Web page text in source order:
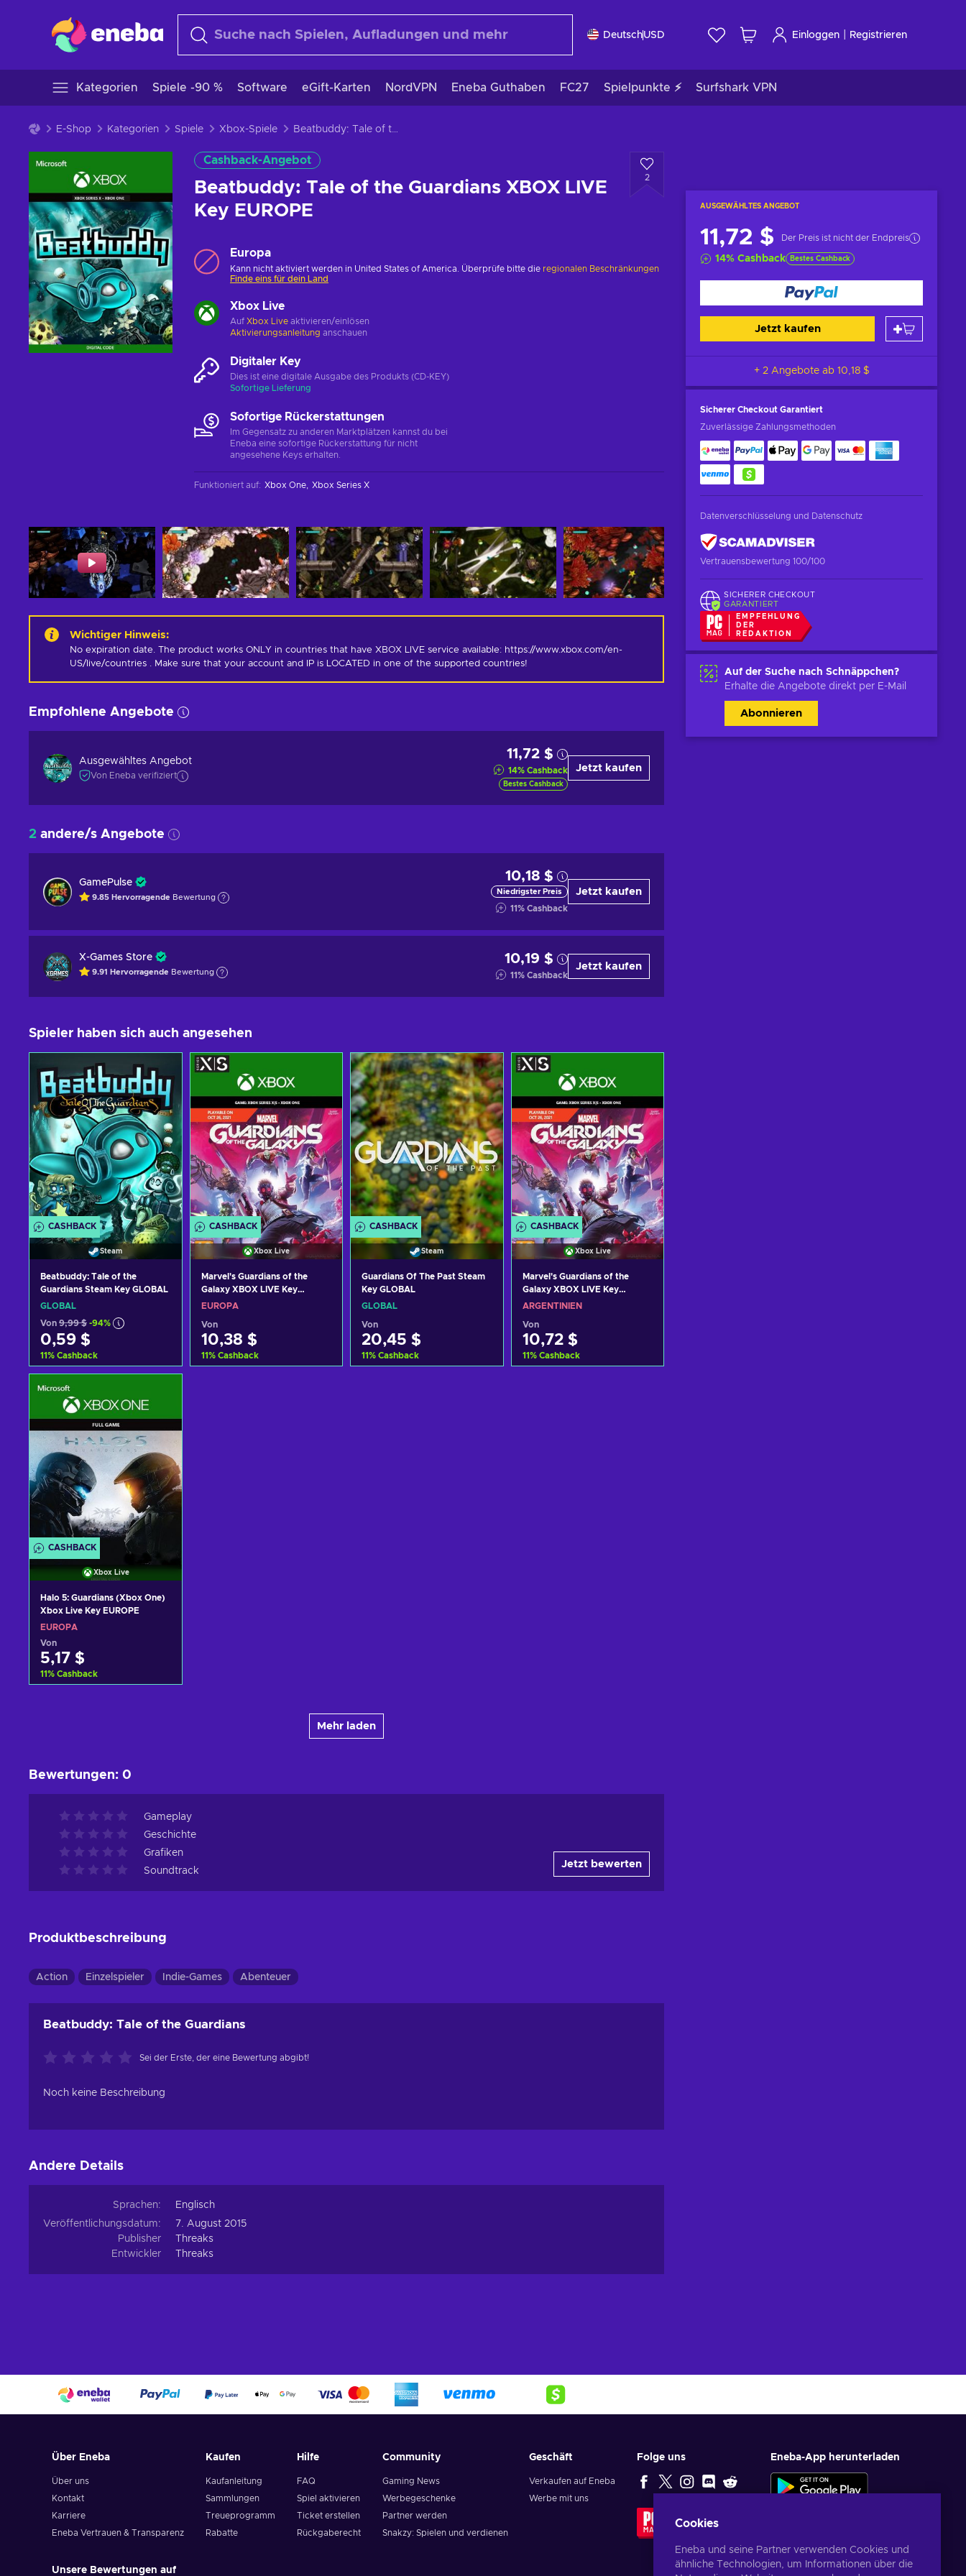
DeutschUSD Einloggen Registrieren
Kategorien Spiele -90 % Software eGift-Karten NordVPN Eneba Guthaben FC27 Spielpunkte ⚡ Surfshark VPN
E-Shop Kategorien Spiele Xbox-Spiele Beatbuddy: Tale of the Guardians XBOX LIVE Key EUROPE
Cashback-Angebot
Beatbuddy: Tale of the Guardians XBOX LIVE
Key EUROPE
2
AUSGEWÄHLTES ANGEBOT
11,72 $ Der Preis ist nicht der Endpreis
14% Cashback Bestes Cashback
Jetzt kaufen
+ 2 Angebote ab 10,18 $
Sicherer Checkout Garantiert
Zuverlässige Zahlungsmethoden
Datenverschlüsselung und Datenschutz
Vertrauensbewertung 100/100
SICHERER CHECKOUT
GARANTIERT
EMPFEHLUNG
DER
REDAKTION
Auf der Suche nach Schnäppchen?
Erhalte die Angebote direkt per E-Mail
Abonnieren
Europa
Kann nicht aktiviert werden in United States of America. Überprüfe bitte die regionalen Beschränkungen
Finde eins für dein Land
Xbox Live
Auf Xbox Live aktivieren/einlösen
Aktivierungsanleitung anschauen
Digitaler Key
Dies ist eine digitale Ausgabe des Produkts (CD-KEY)
Sofortige Lieferung
Sofortige Rückerstattungen
Im Gegensatz zu anderen Marktplätzen kannst du bei
Eneba eine sofortige Rückerstattung für nicht
angesehene Keys erhalten.
Funktioniert auf: Xbox One Xbox Series X
Wichtiger Hinweis:
No expiration date. The product works ONLY in countries that have XBOX LIVE service available: https://www.xbox.com/en-
US/live/countries . Make sure that your account and IP is LOCATED in one of the supported countries!
Empfohlene Angebote
Ausgewähltes Angebot
Von Eneba verifiziert
11,72 $
14% Cashback
Bestes Cashback
Jetzt kaufen
2 andere/s Angebote
GamePulse
9.85 Hervorragende Bewertung
10,18 $
Niedrigster Preis
11% Cashback
Jetzt kaufen
X-Games Store
9.91 Hervorragende Bewertung
10,19 $
11% Cashback
Jetzt kaufen
Spieler haben sich auch angesehen
CASHBACK
Steam
Beatbuddy: Tale of the
Guardians Steam Key GLOBAL
GLOBAL
Von 9,99 $ -94%
0,59 $
11% Cashback
Angebote ansehen
CASHBACK
Xbox Live
Marvel's Guardians of the
Galaxy XBOX LIVE Key
EUROPE
EUROPA
Von
10,38 $
11% Cashback
CASHBACK
Steam
Guardians Of The Past Steam
Key GLOBAL
GLOBAL
Von
20,45 $
11% Cashback
CASHBACK
Xbox Live
Marvel's Guardians of the
Galaxy XBOX LIVE Key
ARGENTINA
ARGENTINIEN
Von
10,72 $
11% Cashback
CASHBACK
Xbox Live
Halo 5: Guardians (Xbox One)
Xbox Live Key EUROPE
EUROPA
Von
5,17 $
11% Cashback
Mehr laden
Bewertungen: 0
Gameplay
Geschichte
Grafiken
Soundtrack
Jetzt bewerten
Produktbeschreibung
Action Einzelspieler Indie-Games Abenteuer
Beatbuddy: Tale of the Guardians
Sei der Erste, der eine Bewertung abgibt!
Noch keine Beschreibung
Andere Details
Sprachen:
Englisch
Veröffentlichungsdatum:
7. August 2015
Publisher
Threaks
Entwickler
Threaks
Über Eneba
Über uns
Kontakt
Karriere
Eneba Vertrauen & Transparenz
Kaufen
Kaufanleitung
Sammlungen
Treueprogramm
Rabatte
Hilfe
FAQ
Spiel aktivieren
Ticket erstellen
Rückgaberecht
Community
Gaming News
Werbegeschenke
Partner werden
Snakzy: Spielen und verdienen
Geschäft
Verkaufen auf Eneba
Werbe mit uns
Folge uns
DER
Eneba-App herunterladen
Unsere Bewertungen auf
Cookies
Eneba und seine Partner verwenden Cookies und
ähnliche Technologien, um Informationen über die